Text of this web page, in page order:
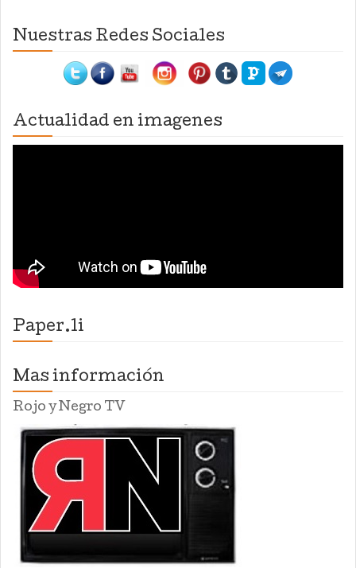
Nuestras Redes Sociales
Actualidad en imagenes
Paper.li
Mas información
Rojo y Negro TV